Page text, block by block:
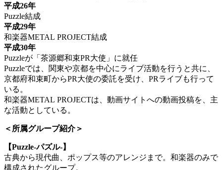
平成26年
Puzzle結成
平成29年
和楽器METAL PROJECT結成
平成30年
Puzzleが「茶源郷和束PR大使」に就任
Puzzleでは、関東や京都を中心にライブ活動を行うと共に、
京都府和束町からPR大使の委託を受け、PRライブも行って
いる。
和楽器METAL PROJECTは、動画サイトへの動画投稿を、主
な活動としている。
＜所属グループ紹介＞
【Puzzle-パズル-】
古典から現代曲、ポップス等のアレンジまで。和楽器のみで
構成されたグループ。